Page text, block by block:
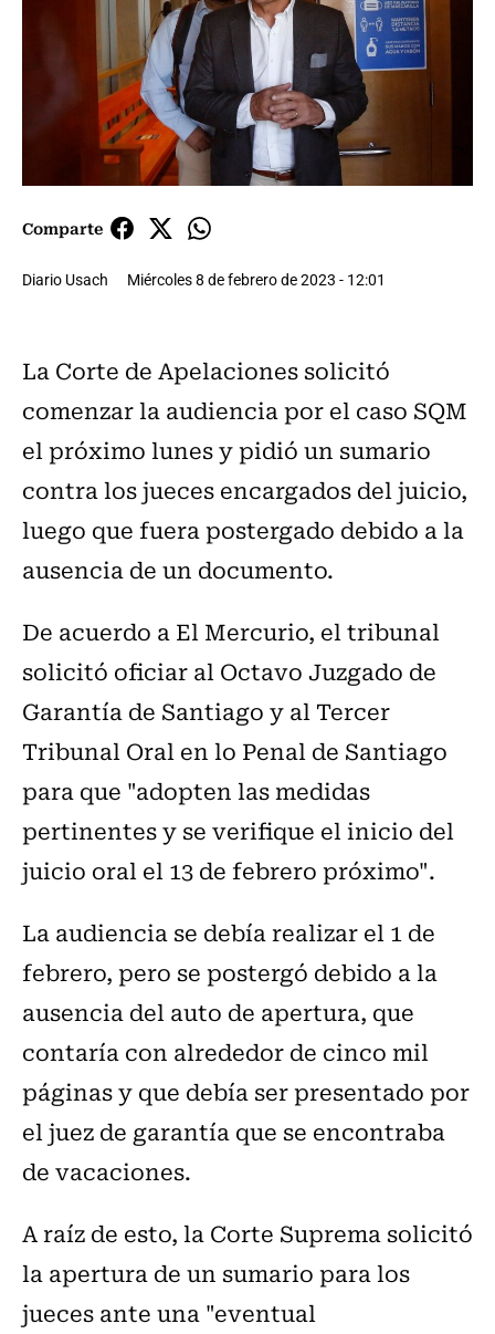
Comparte
Diario Usach Miércoles 8 de febrero de 2023 - 12:01
La Corte de Apelaciones solicitó
comenzar la audiencia por el caso SQM
el próximo lunes y pidió un sumario
contra los jueces encargados del juicio,
luego que fuera postergado debido a la
ausencia de un documento.
De acuerdo a El Mercurio, el tribunal
solicitó oficiar al Octavo Juzgado de
Garantía de Santiago y al Tercer
Tribunal Oral en lo Penal de Santiago
para que "adopten las medidas
pertinentes y se verifique el inicio del
juicio oral el 13 de febrero próximo".
La audiencia se debía realizar el 1 de
febrero, pero se postergó debido a la
ausencia del auto de apertura, que
contaría con alrededor de cinco mil
páginas y que debía ser presentado por
el juez de garantía que se encontraba
de vacaciones.
A raíz de esto, la Corte Suprema solicitó
la apertura de un sumario para los
jueces ante una "eventual